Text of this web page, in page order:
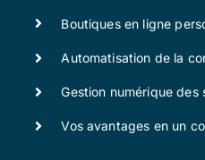
Boutiques en ligne
Automatisation de la
Gestion numérique des
Vos avantages en un